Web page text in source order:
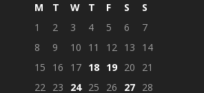
M T W T F S
S
1
2 3 4 5 6
7
8
9 10 11 12 13
14
15
16 17 18 19 20
21
22 23 24 25 26 27 28